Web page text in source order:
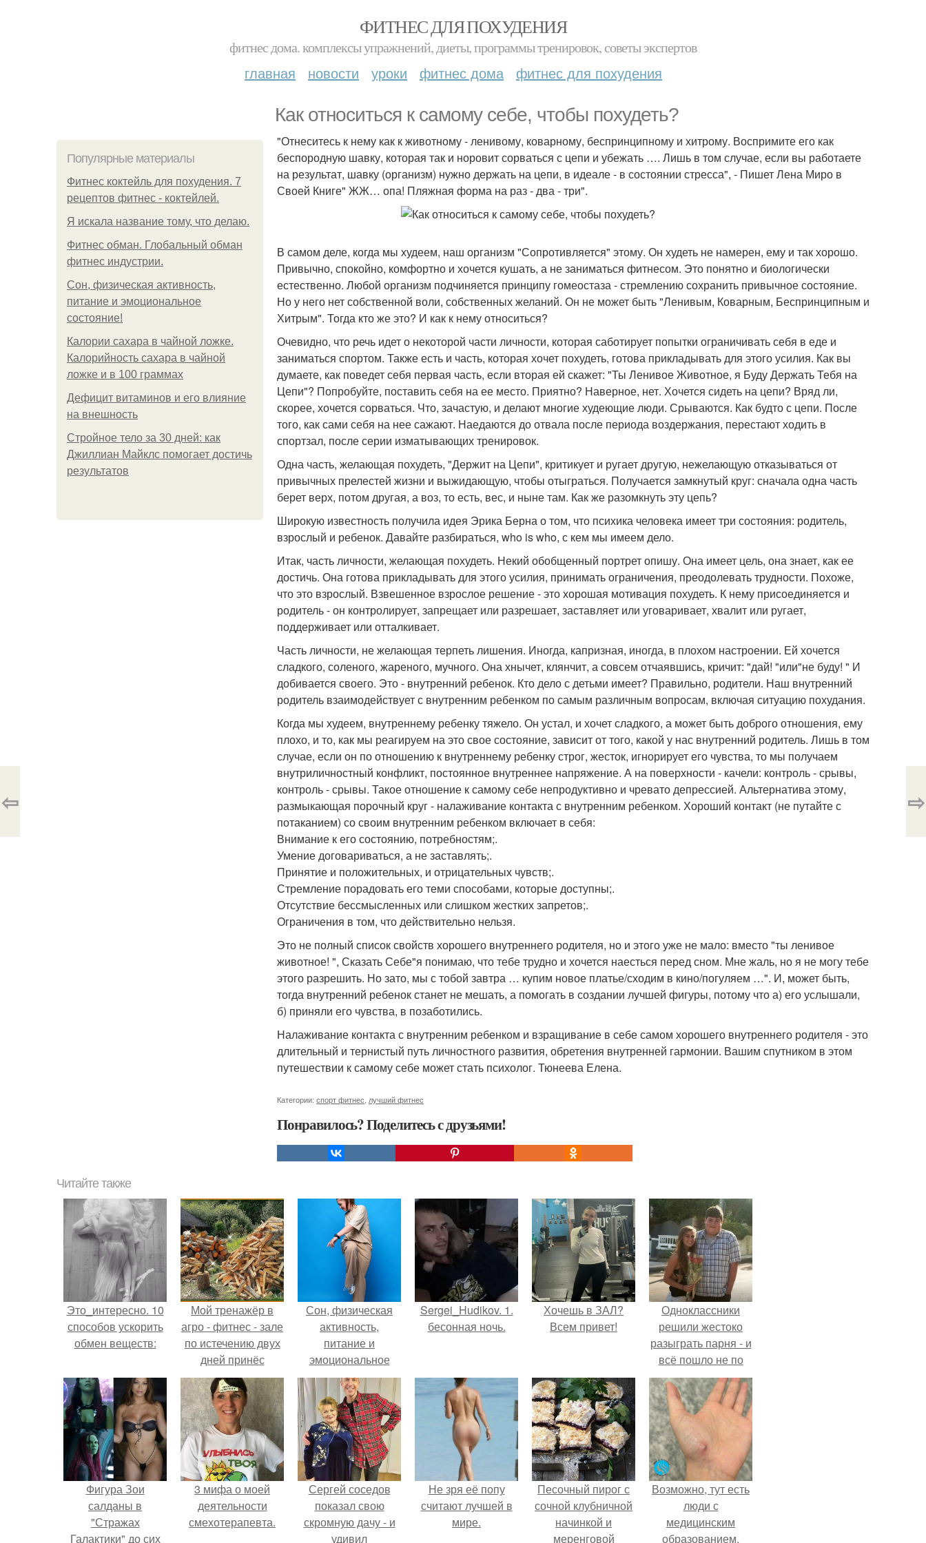
ФИТНЕС ДЛЯ ПОХУДЕНИЯ
фитнес дома. комплексы упражнений, диеты, программы тренировок, советы экспертов
главная новости уроки фитнес дома фитнес для похудения
Как относиться к самому себе, чтобы похудеть?
Популярные материалы
Фитнес коктейль для похудения. 7
рецептов фитнес - коктейлей.
Я искала название тому, что делаю.
Фитнес обман. Глобальный обман
фитнес индустрии.
Сон, физическая активность,
питание и эмоциональное
состояние!
Калории сахара в чайной ложке.
Калорийность сахара в чайной
ложке и в 100 граммах
Дефицит витаминов и его влияние
на внешность
Стройное тело за 30 дней: как
Джиллиан Майклс помогает достичь
результатов
"Отнеситесь к нему как к животному - ленивому, коварному, беспринципному и хитрому. Воспримите его как
беспородную шавку, которая так и норовит сорваться с цепи и убежать …. Лишь в том случае, если вы работаете
на результат, шавку (организм) нужно держать на цепи, в идеале - в состоянии стресса", - Пишет Лена Миро в
Своей Книге" ЖЖ… опа! Пляжная форма на раз - два - три".
В самом деле, когда мы худеем, наш организм "Сопротивляется" этому. Он худеть не намерен, ему и так хорошо.
Привычно, спокойно, комфортно и хочется кушать, а не заниматься фитнесом. Это понятно и биологически
естественно. Любой организм подчиняется принципу гомеостаза - стремлению сохранить привычное состояние.
Но у него нет собственной воли, собственных желаний. Он не может быть "Ленивым, Коварным, Беспринципным и
Хитрым". Тогда кто же это? И как к нему относиться?
Очевидно, что речь идет о некоторой части личности, которая саботирует попытки ограничивать себя в еде и
заниматься спортом. Также есть и часть, которая хочет похудеть, готова прикладывать для этого усилия. Как вы
думаете, как поведет себя первая часть, если вторая ей скажет: "Ты Ленивое Животное, я Буду Держать Тебя на
Цепи"? Попробуйте, поставить себя на ее место. Приятно? Наверное, нет. Хочется сидеть на цепи? Вряд ли,
скорее, хочется сорваться. Что, зачастую, и делают многие худеющие люди. Срываются. Как будто с цепи. После
того, как сами себя на нее сажают. Наедаются до отвала после периода воздержания, перестают ходить в
спортзал, после серии изматывающих тренировок.
Одна часть, желающая похудеть, "Держит на Цепи", критикует и ругает другую, нежелающую отказываться от
привычных прелестей жизни и выжидающую, чтобы отыграться. Получается замкнутый круг: сначала одна часть
берет верх, потом другая, а воз, то есть, вес, и ныне там. Как же разомкнуть эту цепь?
Широкую известность получила идея Эрика Берна о том, что психика человека имеет три состояния: родитель,
взрослый и ребенок. Давайте разбираться, who is who, с кем мы имеем дело.
Итак, часть личности, желающая похудеть. Некий обобщенный портрет опишу. Она имеет цель, она знает, как ее
достичь. Она готова прикладывать для этого усилия, принимать ограничения, преодолевать трудности. Похоже,
что это взрослый. Взвешенное взрослое решение - это хорошая мотивация похудеть. К нему присоединяется и
родитель - он контролирует, запрещает или разрешает, заставляет или уговаривает, хвалит или ругает,
поддерживает или отталкивает.
Часть личности, не желающая терпеть лишения. Иногда, капризная, иногда, в плохом настроении. Ей хочется
сладкого, соленого, жареного, мучного. Она хнычет, клянчит, а совсем отчаявшись, кричит: "дай! "или"не буду! " И
добивается своего. Это - внутренний ребенок. Кто дело с детьми имеет? Правильно, родители. Наш внутренний
родитель взаимодействует с внутренним ребенком по самым различным вопросам, включая ситуацию похудания.
Когда мы худеем, внутреннему ребенку тяжело. Он устал, и хочет сладкого, а может быть доброго отношения, ему
плохо, и то, как мы реагируем на это свое состояние, зависит от того, какой у нас внутренний родитель. Лишь в том
случае, если он по отношению к внутреннему ребенку строг, жесток, игнорирует его чувства, то мы получаем
внутриличностный конфликт, постоянное внутреннее напряжение. А на поверхности - качели: контроль - срывы,
контроль - срывы. Такое отношение к самому себе непродуктивно и чревато депрессией. Альтернатива этому,
размыкающая порочный круг - налаживание контакта с внутренним ребенком. Хороший контакт (не путайте с
потаканием) со своим внутренним ребенком включает в себя:
Внимание к его состоянию, потребностям;.
Умение договариваться, а не заставлять;.
Принятие и положительных, и отрицательных чувств;.
Стремление порадовать его теми способами, которые доступны;.
Отсутствие бессмысленных или слишком жестких запретов;.
Ограничения в том, что действительно нельзя.
Это не полный список свойств хорошего внутреннего родителя, но и этого уже не мало: вместо "ты ленивое
животное! ", Сказать Себе"я понимаю, что тебе трудно и хочется наесться перед сном. Мне жаль, но я не могу тебе
этого разрешить. Но зато, мы с тобой завтра … купим новое платье/сходим в кино/погуляем …". И, может быть,
тогда внутренний ребенок станет не мешать, а помогать в создании лучшей фигуры, потому что а) его услышали,
б) приняли его чувства, в позаботились.
Налаживание контакта с внутренним ребенком и взращивание в себе самом хорошего внутреннего родителя - это
длительный и тернистый путь личностного развития, обретения внутренней гармонии. Вашим спутником в этом
путешествии к самому себе может стать психолог. Тюнеева Елена.
Категории: спорт фитнес лучший фитнес
Понравилось? Поделитесь с друзьями!
⇦ ⇨
Читайте также
Это_интересно. 10
способов ускорить
обмен веществ:
Мой тренажёр в
агро - фитнес - зале
по истечению двух
дней принёс
ощутимый
результат.
Сон, физическая
активность,
питание и
эмоциональное
состояние!
Sergei_Hudikov. 1.
бесонная ночь.
Хочешь в ЗАЛ?
Всем привет!
Одноклассники
решили жестоко
разыграть парня - и
всё пошло не по
плану.
Фигура Зои
салданы в
"Стражах
Галактики" до сих
3 мифа о моей
деятельности
смехотерапевта.
Сергей соседов
показал свою
скромную дачу - и
удивил
Не зря её попу
считают лучшей в
мире.
Песочный пирог с
сочной клубничной
начинкой и
меренговой
Возможно, тут есть
люди с
медицинским
образованием,